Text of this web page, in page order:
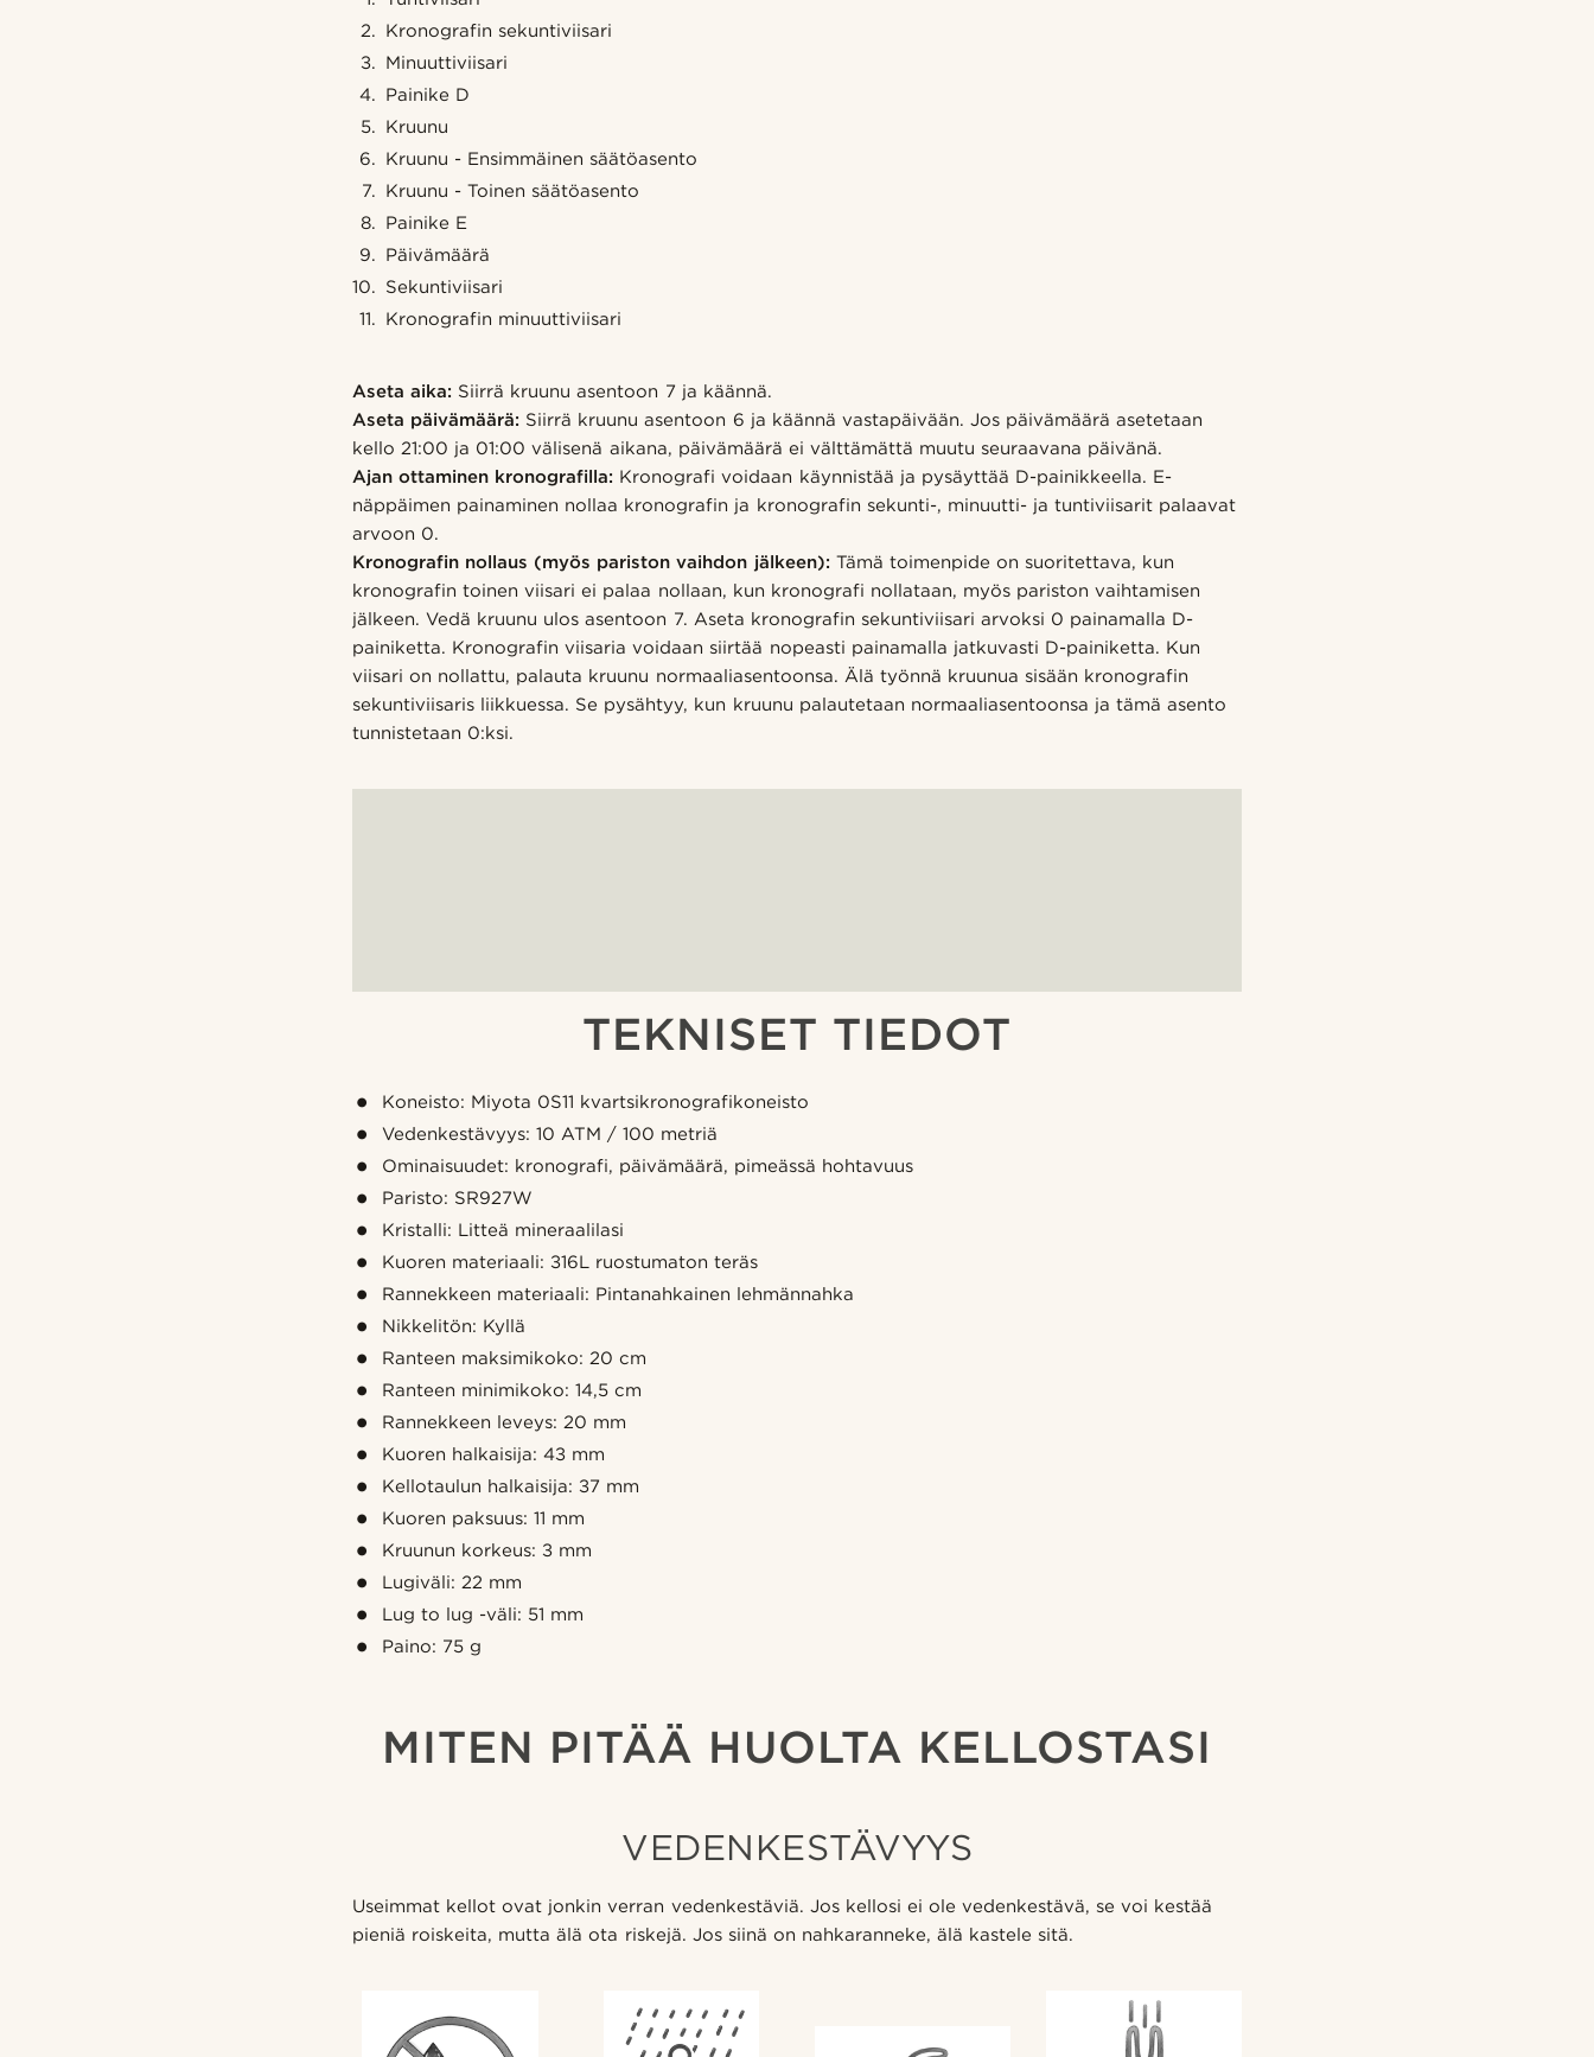
Kronografin sekuntiviisari
Minuuttiviisari
Painike D
Kruunu
Kruunu - Ensimmäinen säätöasento
Kruunu - Toinen säätöasento
Painike E
Päivämäärä
Sekuntiviisari
Kronografin minuuttiviisari
Aseta aika: Siirrä kruunu asentoon 7 ja käännä.
Aseta päivämäärä: Siirrä kruunu asentoon 6 ja käännä vastapäivään. Jos päivämäärä asetetaan
kello 21:00 ja 01:00 välisenä aikana, päivämäärä ei välttämättä muutu seuraavana päivänä.
Ajan ottaminen kronografilla: Kronografi voidaan käynnistää ja pysäyttää D-painikkeella. E-
näppäimen painaminen nollaa kronografin ja kronografin sekunti-, minuutti- ja tuntiviisarit palaavat
arvoon 0.
Kronografin nollaus (myös pariston vaihdon jälkeen): Tämä toimenpide on suoritettava, kun
kronografin toinen viisari ei palaa nollaan, kun kronografi nollataan, myös pariston vaihtamisen
jälkeen. Vedä kruunu ulos asentoon 7. Aseta kronografin sekuntiviisari arvoksi 0 painamalla D-
painiketta. Kronografin viisaria voidaan siirtää nopeasti painamalla jatkuvasti D-painiketta. Kun
viisari on nollattu, palauta kruunu normaaliasentoonsa. Älä työnnä kruunua sisään kronografin
sekuntiviisaris liikkuessa. Se pysähtyy, kun kruunu palautetaan normaaliasentoonsa ja tämä asento
tunnistetaan 0:ksi.
TEKNISET TIEDOT
Koneisto: Miyota 0S11 kvartsikronografikoneisto
Vedenkestävyys: 10 ATM / 100 metriä
Ominaisuudet: kronografi, päivämäärä, pimeässä hohtavuus
Paristo: SR927W
Kristalli: Litteä mineraalilasi
Kuoren materiaali: 316L ruostumaton teräs
Rannekkeen materiaali: Pintanahkainen lehmännahka
Nikkelitön: Kyllä
Ranteen maksimikoko: 20 cm
Ranteen minimikoko: 14,5 cm
Rannekkeen leveys: 20 mm
Kuoren halkaisija: 43 mm
Kellotaulun halkaisija: 37 mm
Kuoren paksuus: 11 mm
Kruunun korkeus: 3 mm
Lugiväli: 22 mm
Lug to lug -väli: 51 mm
Paino: 75 g
MITEN PITÄÄ HUOLTA KELLOSTASI
VEDENKESTÄVYYS
Useimmat kellot ovat jonkin verran vedenkestäviä. Jos kellosi ei ole vedenkestävä, se voi kestää
pieniä roiskeita, mutta älä ota riskejä. Jos siinä on nahkaranneke, älä kastele sitä.